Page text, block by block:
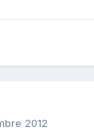
2012